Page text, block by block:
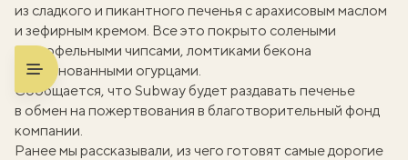
из сладкого и пикантного печенья с арахисовым маслом
и зефирным кремом. Все это покрыто солеными
картофельными чипсами, ломтиками бекона
и маринованными огурцами.
Сообщается, что Subway будет раздавать печенье
в обмен на пожертвования в благотворительный фонд
компании.
Ранее мы рассказывали, из чего готовят самые дорогие